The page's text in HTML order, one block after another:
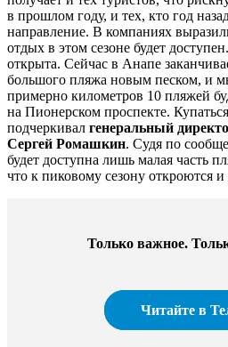
в прошлом году, и тех, кто год
направление. В компаниях
отдых в этом сезоне будет
открыта. Сейчас в Анапе
большого пляжа новым песком, и
примерно километров 10 пляжей
на Пионерском проспекте.
подчеркивал генеральный
Сергей Ромашкин. Судя по
будет доступна лишь малая часть
что к пиковому сезону откроются и
Только важное.
Читайте в